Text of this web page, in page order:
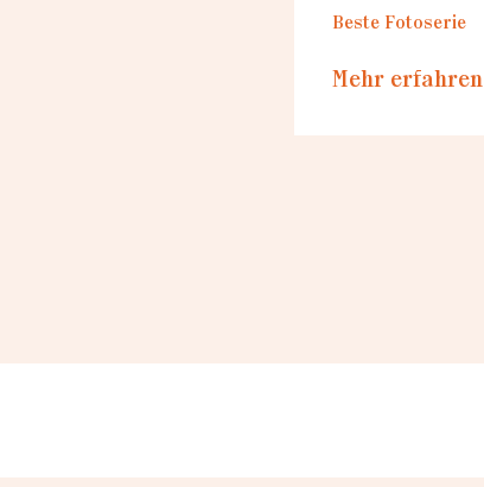
Beste Fotoserie
Mehr erfahren